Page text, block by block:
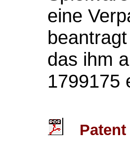
eine
das ihm
1799175
Patent